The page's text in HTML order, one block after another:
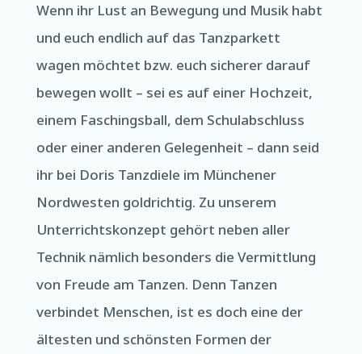
Wenn ihr Lust an Bewegung und Musik habt
und euch endlich auf das Tanzparkett
wagen möchtet bzw. euch sicherer darauf
bewegen wollt – sei es auf einer Hochzeit,
einem Faschingsball, dem Schulabschluss
oder einer anderen Gelegenheit – dann seid
ihr bei Doris Tanzdiele im Münchener
Nordwesten goldrichtig. Zu unserem
Unterrichtskonzept gehört neben aller
Technik nämlich besonders die Vermittlung
von Freude am Tanzen. Denn Tanzen
verbindet Menschen, ist es doch eine der
ältesten und schönsten Formen der